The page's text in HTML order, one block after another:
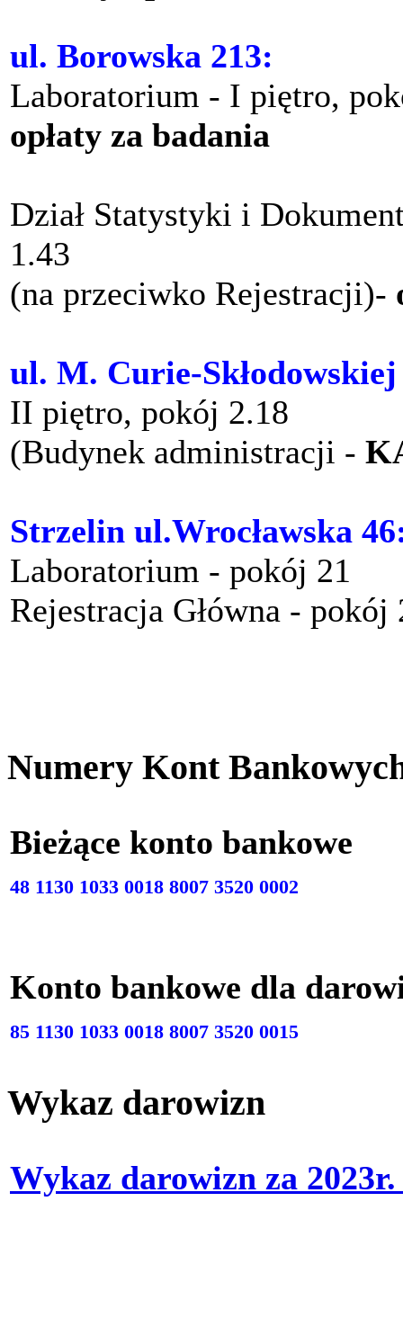
ul. Borowska 213:
Laboratorium - I piętro,
opłaty za badania
Dział Statystyki i
1.43
(na przeciwko Rejestracji)-
ul. M. Curie-Skłodowskiej
II piętro, pokój 2.18
(Budynek administracji -
Strzelin ul.Wrocławska
Laboratorium - pokój 21
Rejestracja Główna -
Numery Kont
Bieżące konto
48 1130 1033 0018 8007 3520 0002
Konto bankowe dla
85 1130 1033 0018 8007 3520 0015
Wykaz darowizn
Wykaz darowizn za